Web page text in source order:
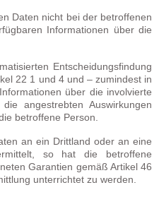
Daten nicht bei der betroffenen
Informationen über die
Entscheidungsfindung
22 1 und 4 und – zumindest in
über die involvierte
angestrebten Auswirkungen
betroffene Person.
an ein Drittland oder an eine
so hat die betroffene
Garantien gemäß Artikel 46
unterrichtet zu werden.